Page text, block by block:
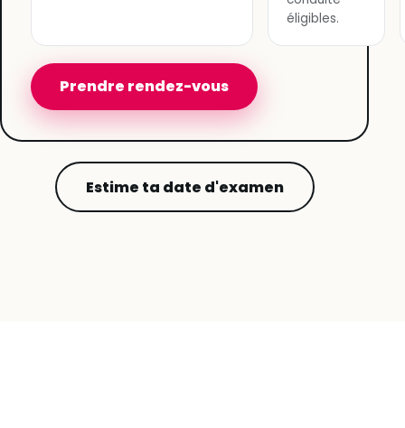
éligibles.
Prendre rendez-vous
Estime ta date d'examen